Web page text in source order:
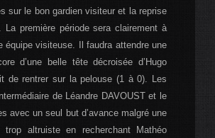
sur le bon gardien visiteur et la reprise
première période sera clairement à
équipe visiteuse. Il faudra attendre une
d’une belle tête décroisée d’Hugo
de rentrer sur la pelouse (1 à 0). Les
de Léandre DAVOUST et le
avec un seul but d’avance malgré une
altruiste en recherchant Mathéo